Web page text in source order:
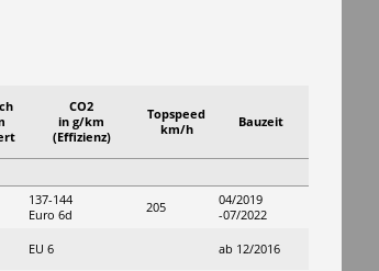
CO2
in g/km
(Effizienz)
Topspeed
km/h
Bauzeit
137-144
Euro 6d
205
04/2019
-07/2022
EU 6 ab 12/2016